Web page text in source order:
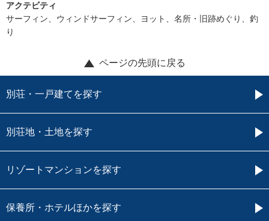
アクテビティ
サーフィン、ウィンドサーフィン、ヨット、名所・旧跡めぐり、釣
り
ページの先頭に戻る
別荘・一戸建てを探す
別荘地・土地を探す
リゾートマンションを探す
保養所・ホテルほかを探す